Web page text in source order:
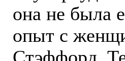
она не была
опыт с